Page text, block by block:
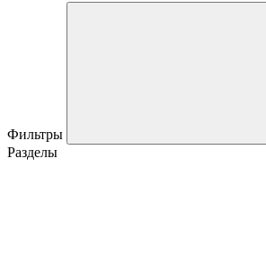
Фильтры
Разделы